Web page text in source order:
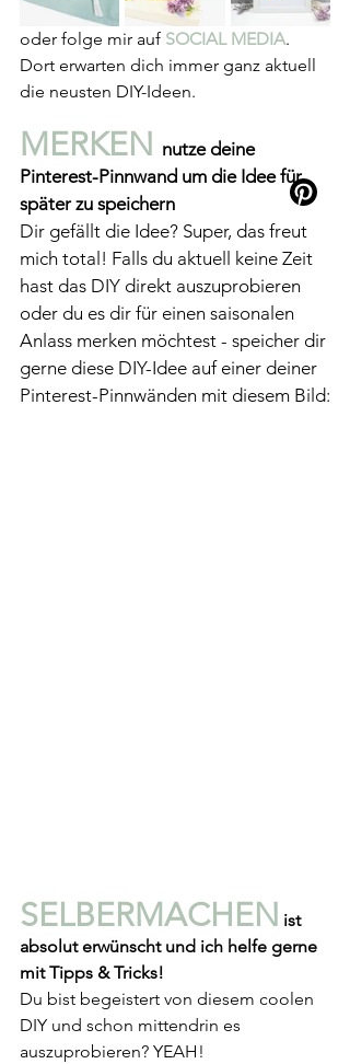
oder folge mir auf SOCIAL MEDIA.
Dort erwarten dich immer ganz aktuell
die neusten DIY-Ideen.
MERKEN nutze deine
Pinterest-Pinnwand um die Idee für
später zu speichern
Dir gefällt die Idee? Super, das freut
mich total! Falls du aktuell keine Zeit
hast das DIY direkt auszuprobieren
oder du es dir für einen saisonalen
Anlass merken möchtest - speicher dir
gerne diese DIY-Idee auf einer deiner
Pinterest-Pinnwänden mit diesem Bild:
SELBERMACHEN ist
absolut erwünscht und ich helfe gerne
mit Tipps & Tricks!
Du bist begeistert von diesem coolen
DIY und schon mittendrin es
auszuprobieren? YEAH!